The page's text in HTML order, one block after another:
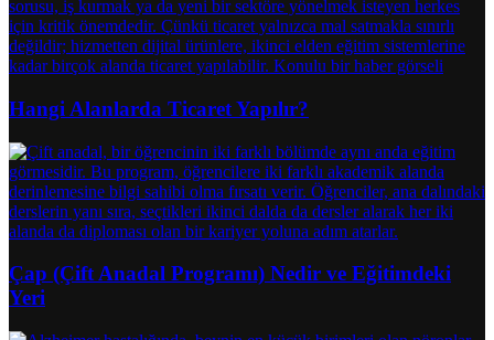
Hangi Alanlarda Ticaret Yapılır?
Çap (Çift Anadal Programı) Nedir ve Eğitimdeki
Yeri